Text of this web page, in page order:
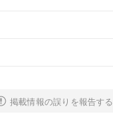
掲載情報の誤りを報告する